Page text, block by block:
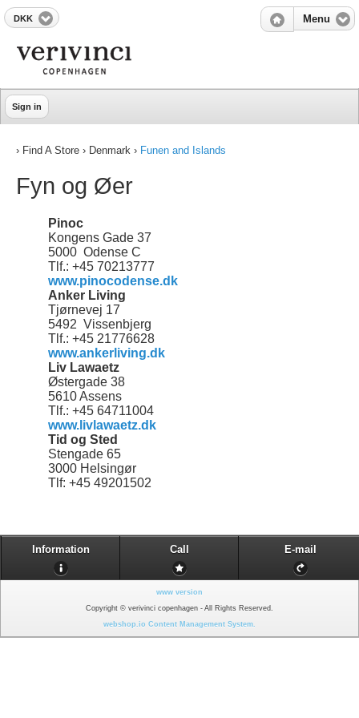
DKK Menu
Sign in
› Find A Store › Denmark › Funen and Islands
Fyn og Øer
Pinoc
Kongens Gade 37
5000 Odense C
Tlf.: +45 70213777
www.pinocodense.dk
Anker Living
Tjørnevej 17
5492 Vissenbjerg
Tlf.: +45 21776628
www.ankerliving.dk
Liv Lawaetz
Østergade 38
5610 Assens
Tlf.: +45 64711004
www.livlawaetz.dk
Tid og Sted
Stengade 65
3000 Helsingør
Tlf: +45 49201502
Information Call E-mail
www version
Copyright © verivinci copenhagen - All Rights Reserved.
webshop.io Content Management System.